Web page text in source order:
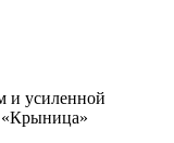
и усиленной